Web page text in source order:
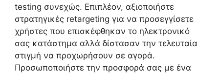
testing συνεχώς. Επιπλέον, αξιοποιήστε
στρατηγικές retargeting για να προσεγγίσετε
χρήστες που επισκέφθηκαν το ηλεκτρονικό
σας κατάστημα αλλά δίστασαν την τελευταία
στιγμή να προχωρήσουν σε αγορά.
Προσωποποιήστε την προσφορά σας με ένα